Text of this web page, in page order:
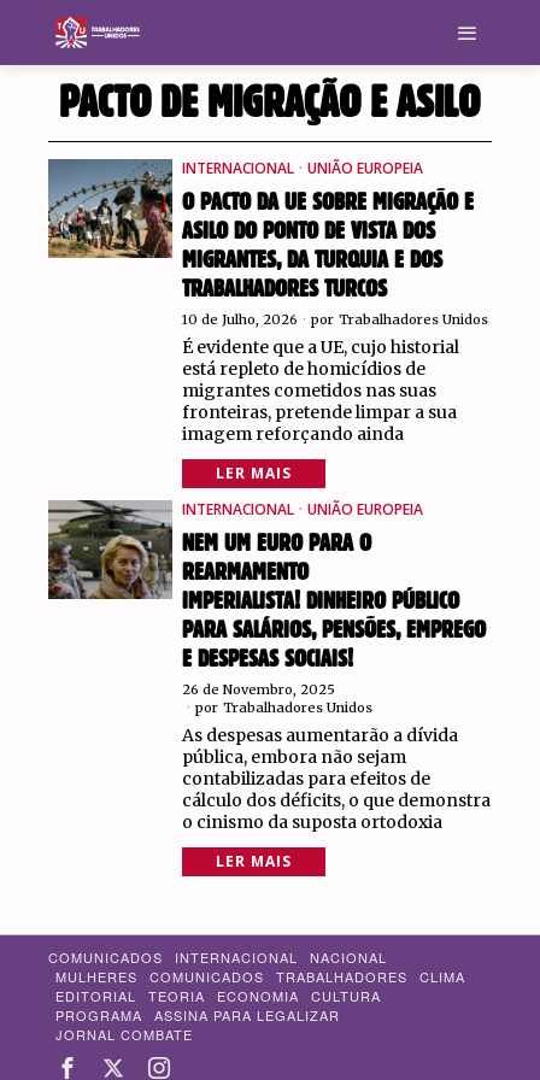
PACTO DE MIGRAÇÃO E ASILO
INTERNACIONAL · UNIÃO EUROPEIA
O PACTO DA UE SOBRE MIGRAÇÃO E
ASILO DO PONTO DE VISTA DOS
MIGRANTES, DA TURQUIA E DOS
TRABALHADORES TURCOS
10 de Julho, 2026 por Trabalhadores Unidos
É evidente que a UE, cujo historial
está repleto de homicídios de
migrantes cometidos nas suas
fronteiras, pretende limpar a sua
imagem reforçando ainda
LER MAIS
INTERNACIONAL · UNIÃO EUROPEIA
NEM UM EURO PARA O
REARMAMENTO
IMPERIALISTA! DINHEIRO PÚBLICO
PARA SALÁRIOS, PENSÕES, EMPREGO
E DESPESAS SOCIAIS!
26 de Novembro, 2025
por Trabalhadores Unidos
As despesas aumentarão a dívida
pública, embora não sejam
contabilizadas para efeitos de
cálculo dos déficits, o que demonstra
o cinismo da suposta ortodoxia
LER MAIS
COMUNICADOS INTERNACIONAL
NACIONAL
MULHERES
COMUNICADOS TRABALHADORES
CLIMA
EDITORIAL
TEORIA ECONOMIA
CULTURA
PROGRAMA
ASSINA PARA LEGALIZAR
JORNAL COMBATE